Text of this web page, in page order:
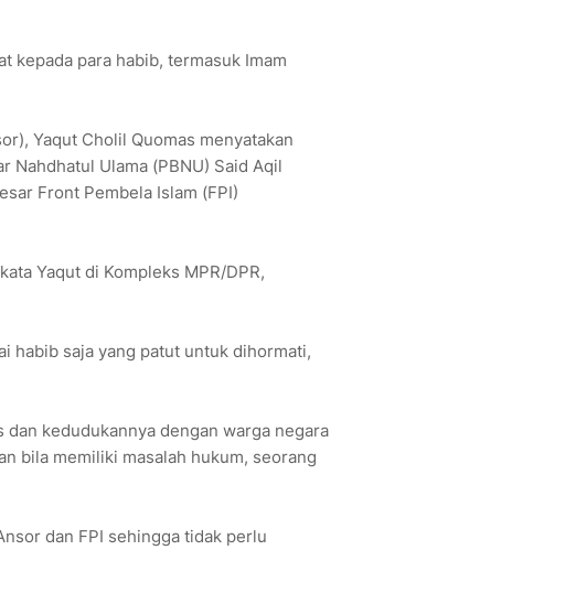
kepada para habib, termasuk Imam
Yaqut Cholil Quomas menyatakan
Nahdhatul Ulama (PBNU) Said Aqil
Front Pembela Islam (FPI)
Yaqut di Kompleks MPR/DPR,
habib saja yang patut untuk dihormati,
kedudukannya dengan warga negara
bila memiliki masalah hukum, seorang
dan FPI sehingga tidak perlu